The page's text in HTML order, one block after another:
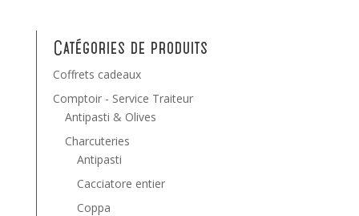
Catégories de produits
Coffrets cadeaux
Comptoir - Service Traiteur
Antipasti & Olives
Charcuteries
Antipasti
Cacciatore entier
Coppa